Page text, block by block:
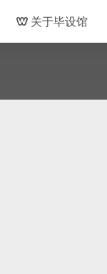
关于毕设馆